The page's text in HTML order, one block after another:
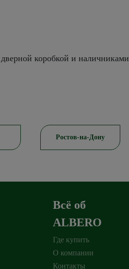
коробкой и наличниками
Ростов-на-Дону
Всё об
ALBERO
Где купить
О компании
Контакты